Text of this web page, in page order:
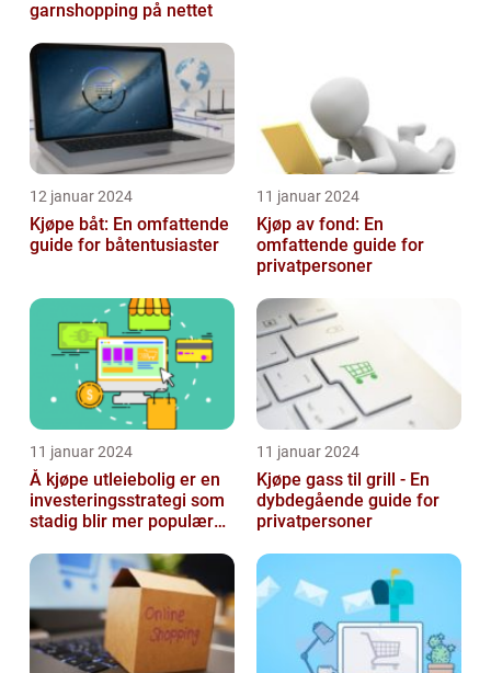
garnshopping på nettet
12 januar 2024
Kjøpe båt: En omfattende
guide for båtentusiaster
11 januar 2024
Kjøp av fond: En
omfattende guide for
privatpersoner
11 januar 2024
Å kjøpe utleiebolig er en
investeringsstrategi som
stadig blir mer populær
11 januar 2024
Kjøpe gass til grill - En
dybdegående guide for
privatpersoner